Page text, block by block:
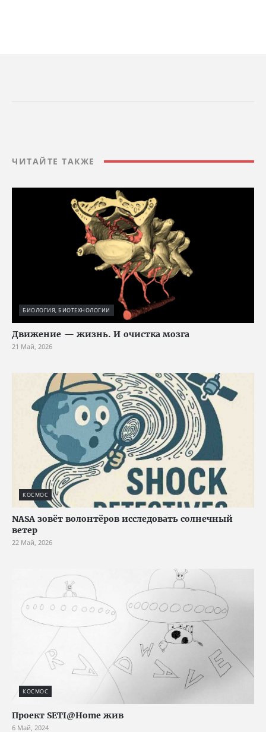
ЧИТАЙТЕ ТАКЖЕ
БИОЛОГИЯ, БИОТЕХНОЛОГИИ
Движение — жизнь. И очистка мозга
21 Май, 2026
КОСМОС
NASA зовёт волонтёров исследовать солнечный
ветер
22 Май, 2026
КОСМОС
Проект SETI@Home жив
6 Май, 2024